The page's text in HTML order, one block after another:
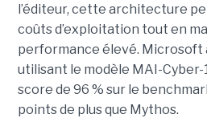
l’éditeur, cette architecture
coûts d’exploitation tout en
performance élevé. Microsoft
utilisant le modèle MAI-Cyber-
score de 96 % sur le
points de plus que Mythos.